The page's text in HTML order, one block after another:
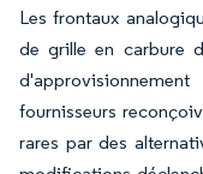
Les frontaux
de grille en carbure
fournisseurs
rares par des